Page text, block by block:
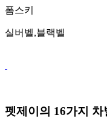
폼스키
실버벨,블랙벨
펫제이의 16가지